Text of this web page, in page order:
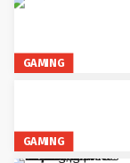
GAMING
GAMING